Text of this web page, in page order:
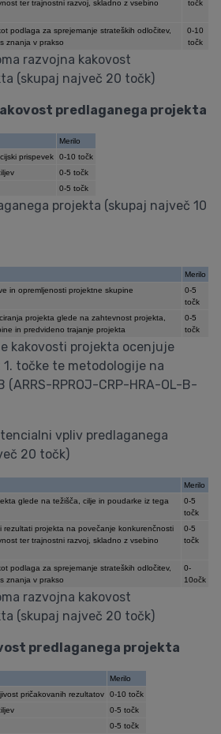
ter trajnostni razvoj, skladno z vsebino
točk
podlaga za sprejemanje strateških odločitev,
znanja v prakso
0-10
točk
razvojna kakovost
(skupaj največ 20 točk)
predlaganega projekta
Merilo
prispevek
0-10 točk
0-5 točk
0-5 točk
projekta (skupaj največ 10
Merilo
in opremljenosti projektne skupine
0-5
točk
projekta glede na zahtevnost projekta,
in predvideno trajanje projekta
0-5
točk
kakovosti projekta ocenjuje
točke te metodologije na
(ARRS-RPROJ-CRP-HRA-OL-B-
vpliv predlaganega
20 točk)
Merilo
glede na težišča, cilje in poudarke iz tega
0-5
točk
rezultati projekta na povečanje konkurenčnosti
ter trajnostni razvoj, skladno z vsebino
0-5
točk
podlaga za sprejemanje strateških odločitev,
znanja v prakso
0-
10očk
razvojna kakovost
(skupaj največ 20 točk)
predlaganega projekta
Merilo
pričakovanih rezultatov
0-10 točk
0-5 točk
0-5 točk